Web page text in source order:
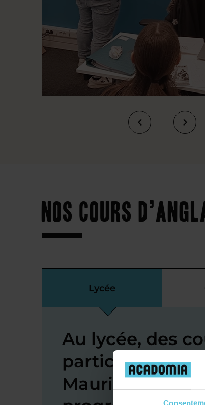
Nos cours
Lycée
Au lycée, des
particuliers
Maurice-de-